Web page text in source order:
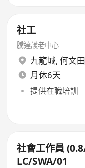
社工
騰達護老中心
九龍城, 何文田
月休6天
提供在職培訓
社會工作員
LC/SWA/01